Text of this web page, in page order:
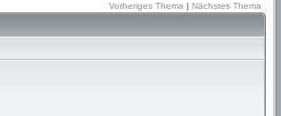
Vorheriges Thema | Nächstes Thema